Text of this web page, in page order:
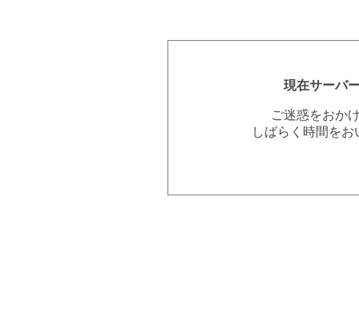
現在サーバ
ご迷惑をおか
しばらく時間を